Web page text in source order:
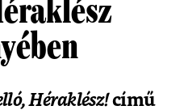
Héraklész!című